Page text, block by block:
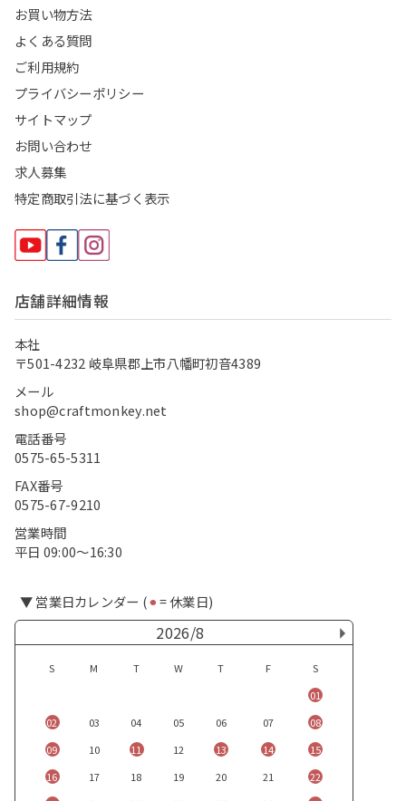
お買い物方法
よくある質問
ご利用規約
プライバシーポリシー
サイトマップ
お問い合わせ
求人募集
特定商取引法に基づく表示
店舗詳細情報
本社
〒501-4232 岐阜県郡上市八幡町初音4389
メール
shop@craftmonkey.net
電話番号
0575-65-5311
FAX番号
0575-67-9210
営業時間
平日 09:00〜16:30
▼ 営業日カレンダー (⚫︎= 休業日)
2026/8
S M T W T F
S
01
02
03 04 05 06 07
08
09
10 11 12 13 14
15
16
17 18 19 20 21
22